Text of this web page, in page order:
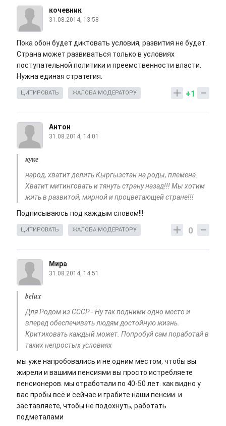
кочевник
31.08.2014, 13:58
Пока обон будет диктовать условия, развития не будет.
Страна может развиваться только в условиях
поступательной политики и преемственности власти.
Нужна единая стратегия.
+1
ЦИТИРОВАТЬ ЖАЛОБА МОДЕРАТОРУ
Антон
31.08.2014, 14:01
куке
народ, хватит делить Кыргызстан на роды, племена.
Хватит митинговать и тянуть страну назад!!! Мы хотим
жить в развитой, мирной и процветающей стране!!!
Подписываюсь под каждым словом!!!
0
ЦИТИРОВАТЬ ЖАЛОБА МОДЕРАТОРУ
Мира
31.08.2014, 14:51
belux
Для Родом из СССР - Ну так подними одно место и
вперед обеспечивать людям достойную жизнь.
Критиковать каждый может. Попробуй сам поработай в
таких непростых условиях
мы уже напробовались и не одним местом, чтобы вы
жирели и вашими пенсиями вы просто истребляете
пенсионеров. мы отработали по 40-50 лет. как видно у
вас пробы всё и сейчас и грабите наши пенсии. и
заставляете, чтобы не подохнуть, работать
подметалами